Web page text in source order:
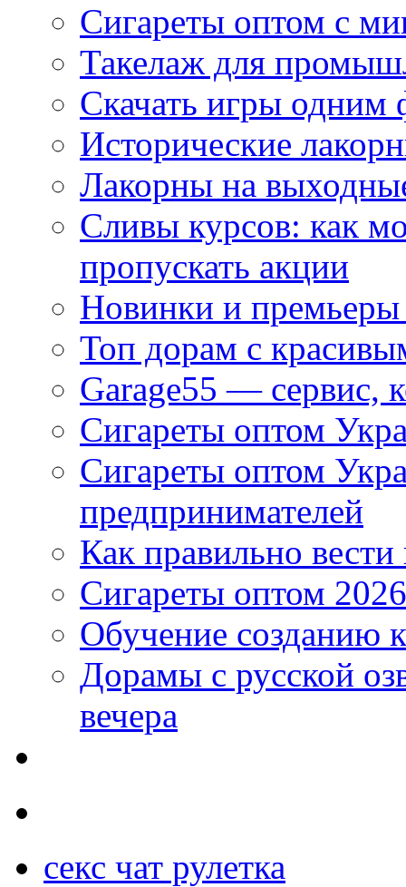
Сигареты оптом с
Такелаж для
Скачать игры одним
Исторические
Лакорны на
Сливы курсов: как
пропускать акции
Новинки и
Топ дорам с
Garage55 — сервис,
Сигареты оптом
Сигареты оптом
предпринимателей
Как правильно
Сигареты оптом
Обучение созданию
Дорамы с русской
вечера
секс чат рулетка